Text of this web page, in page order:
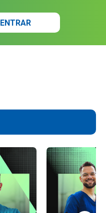
ENTRAR